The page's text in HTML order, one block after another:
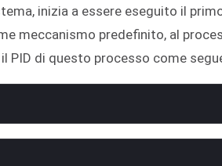
inizia a essere eseguito il
meccanismo predefinito, al
PID di questo processo come